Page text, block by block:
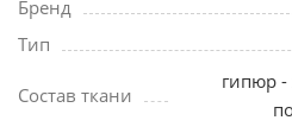
Бренд
Тип
Состав ткани
гипюр -